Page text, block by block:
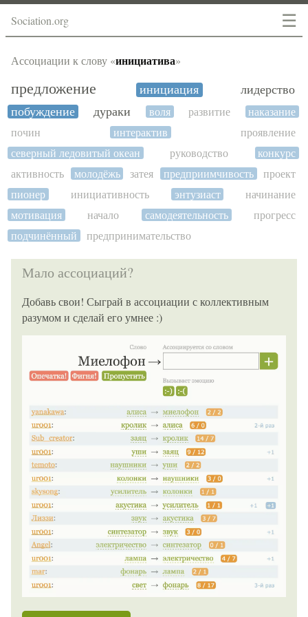
☰
Sociation.org
Ассоциации к слову «инициатива»
предложение инициация
лидерство
побуждение
дураки воля развитие
наказание
почин
интерактив
проявление
северный ледовитый океан
руководство
конкурс
активность
молодёжь затея предприимчивость
проект
пионер
инициативность энтузиаст
начинание
мотивация
начало самодеятельность
прогресс
подчинённый
предпринимательство
Мало ассоциаций?
Добавь свои! Сыграй в ассоциации с коллективным
разумом и сделай его умнее :)